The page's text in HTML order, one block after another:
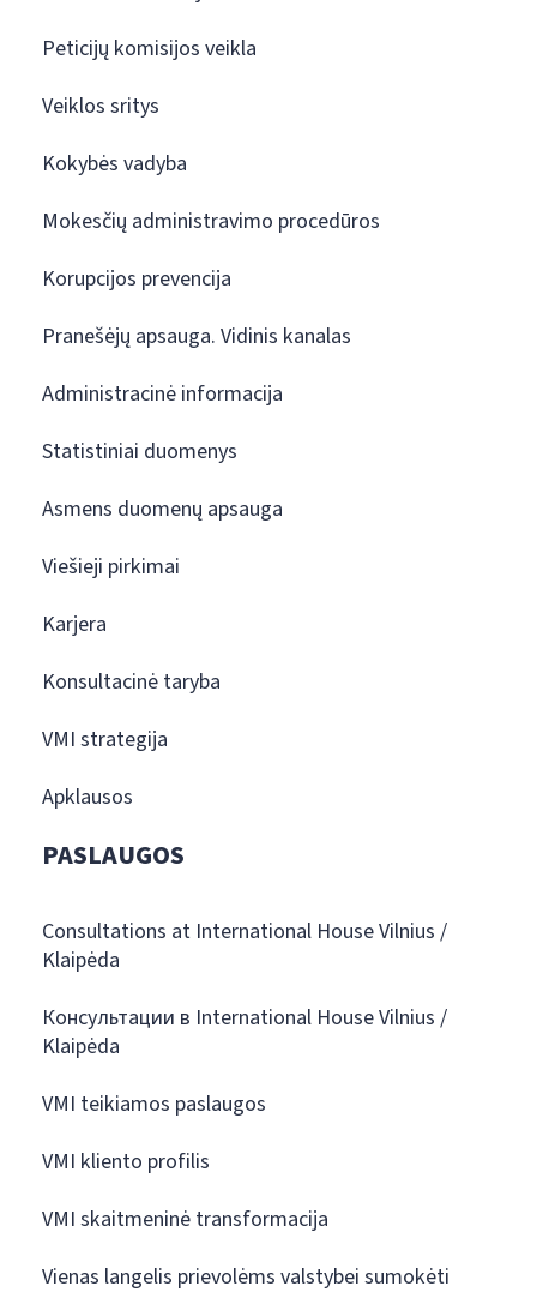
Peticijų komisijos veikla
Veiklos sritys
Kokybės vadyba
Mokesčių administravimo procedūros
Korupcijos prevencija
Pranešėjų apsauga. Vidinis kanalas
Administracinė informacija
Statistiniai duomenys
Asmens duomenų apsauga
Viešieji pirkimai
Karjera
Konsultacinė taryba
VMI strategija
Apklausos
PASLAUGOS
Consultations at International House Vilnius /
Klaipėda
Консультации в International House Vilnius /
Klaipėda
VMI teikiamos paslaugos
VMI kliento profilis
VMI skaitmeninė transformacija
Vienas langelis prievolėms valstybei sumokėti